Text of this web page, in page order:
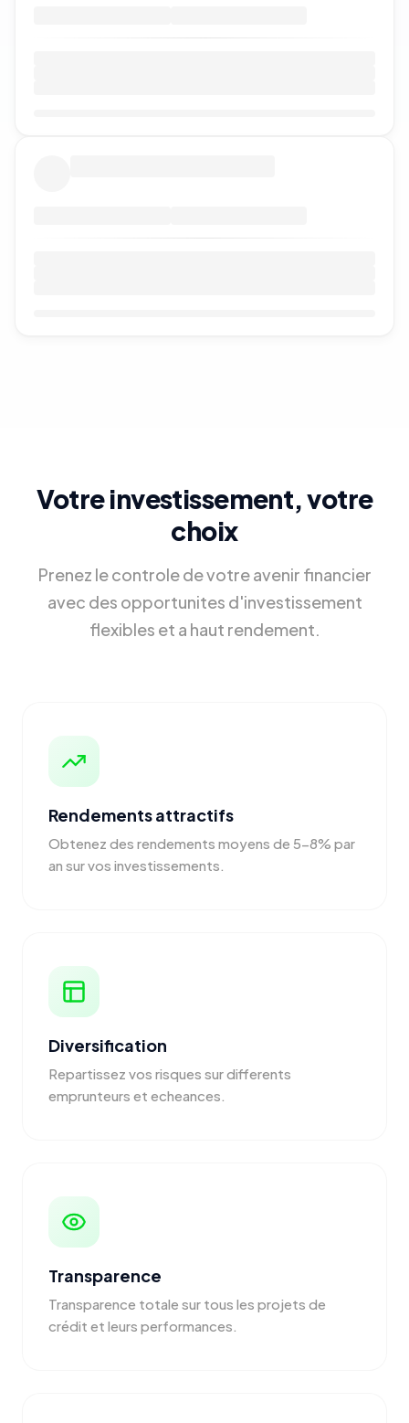
Votre investissement, votre
choix
Prenez le controle de votre avenir financier
avec des opportunites d'investissement
flexibles et a haut rendement.
Rendements attractifs
Obtenez des rendements moyens de 5-8% par
an sur vos investissements.
Diversification
Repartissez vos risques sur differents
emprunteurs et echeances.
Transparence
Transparence totale sur tous les projets de
crédit et leurs performances.